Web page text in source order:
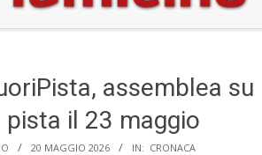
assemblea su
il 23 maggio
20 MAGGIO 2026 IN: CRONACA